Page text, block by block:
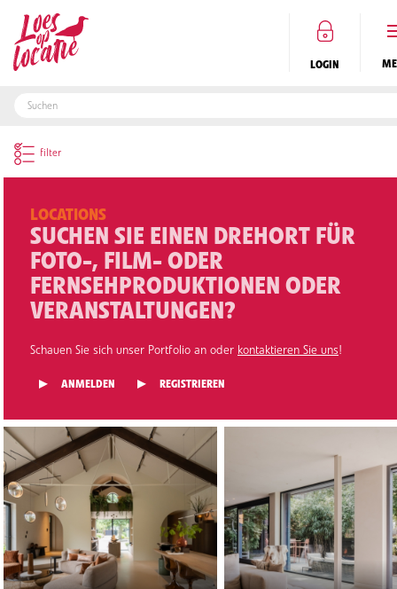
LOGIN
LOCATIONS
SUCHEN SIE EINEN DREHORT FÜR
FOTO-, FILM- ODER
FERNSEHPRODUKTIONEN ODER
VERANSTALTUNGEN?
Schauen Sie sich unser Portfolio an oder kontaktieren Sie uns!
ANMELDEN REGISTRIEREN